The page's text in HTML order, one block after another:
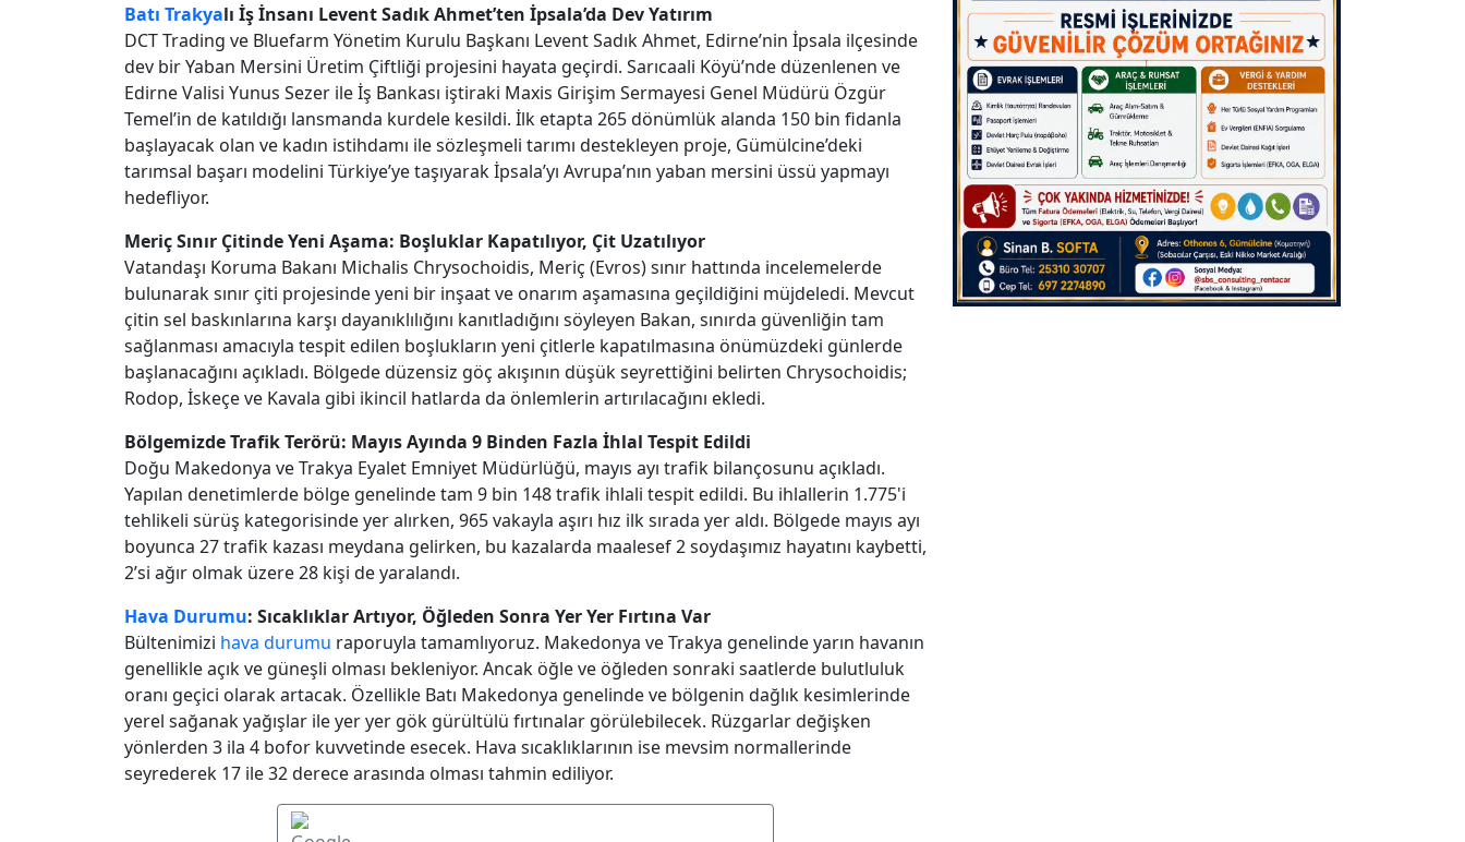
Batı Trakyalı İş İnsanı Levent Sadık Ahmet’ten İpsala’da Dev Yatırım
DCT Trading ve Bluefarm Yönetim Kurulu Başkanı Levent Sadık Ahmet, Edirne’nin İpsala ilçesinde
dev bir Yaban Mersini Üretim Çiftliği projesini hayata geçirdi. Sarıcaali Köyü’nde düzenlenen ve
Edirne Valisi Yunus Sezer ile İş Bankası iştiraki Maxis Girişim Sermayesi Genel Müdürü Özgür
Temel’in de katıldığı lansmanda kurdele kesildi. İlk etapta 265 dönümlük alanda 150 bin fidanla
başlayacak olan ve kadın istihdamı ile sözleşmeli tarımı destekleyen proje, Gümülcine’deki
tarımsal başarı modelini Türkiye’ye taşıyarak İpsala’yı Avrupa’nın yaban mersini üssü yapmayı
hedefliyor.
Meriç Sınır Çitinde Yeni Aşama: Boşluklar Kapatılıyor, Çit Uzatılıyor
Vatandaşı Koruma Bakanı Michalis Chrysochoidis, Meriç (Evros) sınır hattında incelemelerde
bulunarak sınır çiti projesinde yeni bir inşaat ve onarım aşamasına geçildiğini müjdeledi. Mevcut
çitin sel baskınlarına karşı dayanıklılığını kanıtladığını söyleyen Bakan, sınırda güvenliğin tam
sağlanması amacıyla tespit edilen boşlukların yeni çitlerle kapatılmasına önümüzdeki günlerde
başlanacağını açıkladı. Bölgede düzensiz göç akışının düşük seyrettiğini belirten Chrysochoidis;
Rodop, İskeçe ve Kavala gibi ikincil hatlarda da önlemlerin artırılacağını ekledi.
Bölgemizde Trafik Terörü: Mayıs Ayında 9 Binden Fazla İhlal Tespit Edildi
Doğu Makedonya ve Trakya Eyalet Emniyet Müdürlüğü, mayıs ayı trafik bilançosunu açıkladı.
Yapılan denetimlerde bölge genelinde tam 9 bin 148 trafik ihlali tespit edildi. Bu ihlallerin 1.775'i
tehlikeli sürüş kategorisinde yer alırken, 965 vakayla aşırı hız ilk sırada yer aldı. Bölgede mayıs ayı
boyunca 27 trafik kazası meydana gelirken, bu kazalarda maalesef 2 soydaşımız hayatını kaybetti,
2’si ağır olmak üzere 28 kişi de yaralandı.
Hava Durumu: Sıcaklıklar Artıyor, Öğleden Sonra Yer Yer Fırtına Var
Bültenimizi hava durumu raporuyla tamamlıyoruz. Makedonya ve Trakya genelinde yarın havanın
genellikle açık ve güneşli olması bekleniyor. Ancak öğle ve öğleden sonraki saatlerde bulutluluk
oranı geçici olarak artacak. Özellikle Batı Makedonya genelinde ve bölgenin dağlık kesimlerinde
yerel sağanak yağışlar ile yer yer gök gürültülü fırtınalar görülebilecek. Rüzgarlar değişken
yönlerden 3 ila 4 bofor kuvvetinde esecek. Hava sıcaklıklarının ise mevsim normallerinde
seyrederek 17 ile 32 derece arasında olması tahmin ediliyor.